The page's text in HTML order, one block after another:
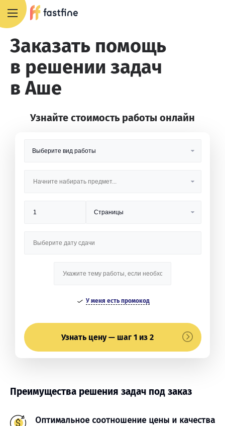
Заказать помощь
в решении задач
в Аше
Узнайте стоимость работы онлайн
У меня есть промокод
Узнать цену — шаг 1 из 2
Преимущества решения задач под заказ
Оптимальное соотношение цены и качества